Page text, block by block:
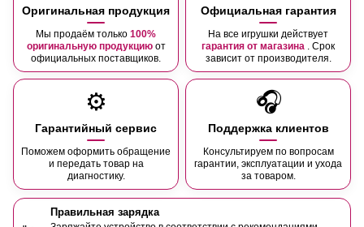
Оригинальная продукция
Мы продаём только 100%
оригинальную продукцию от
официальных поставщиков.
Официальная гарантия
На все игрушки действует
гарантия от магазина . Срок
зависит от производителя.
⚙️
Гарантийный сервис
Поможем оформить обращение
и передать товар на
диагностику.
🎧
Поддержка клиентов
Консультируем по вопросам
гарантии, эксплуатации и ухода
за товаром.
Правильная зарядка